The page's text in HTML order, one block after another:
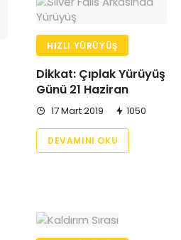
HIZLI YÜRÜYÜŞ
Dikkat: Çıplak Yürüyüş
Günü 21 Haziran
17 Mart 2019 1050
DEVAMINI OKU